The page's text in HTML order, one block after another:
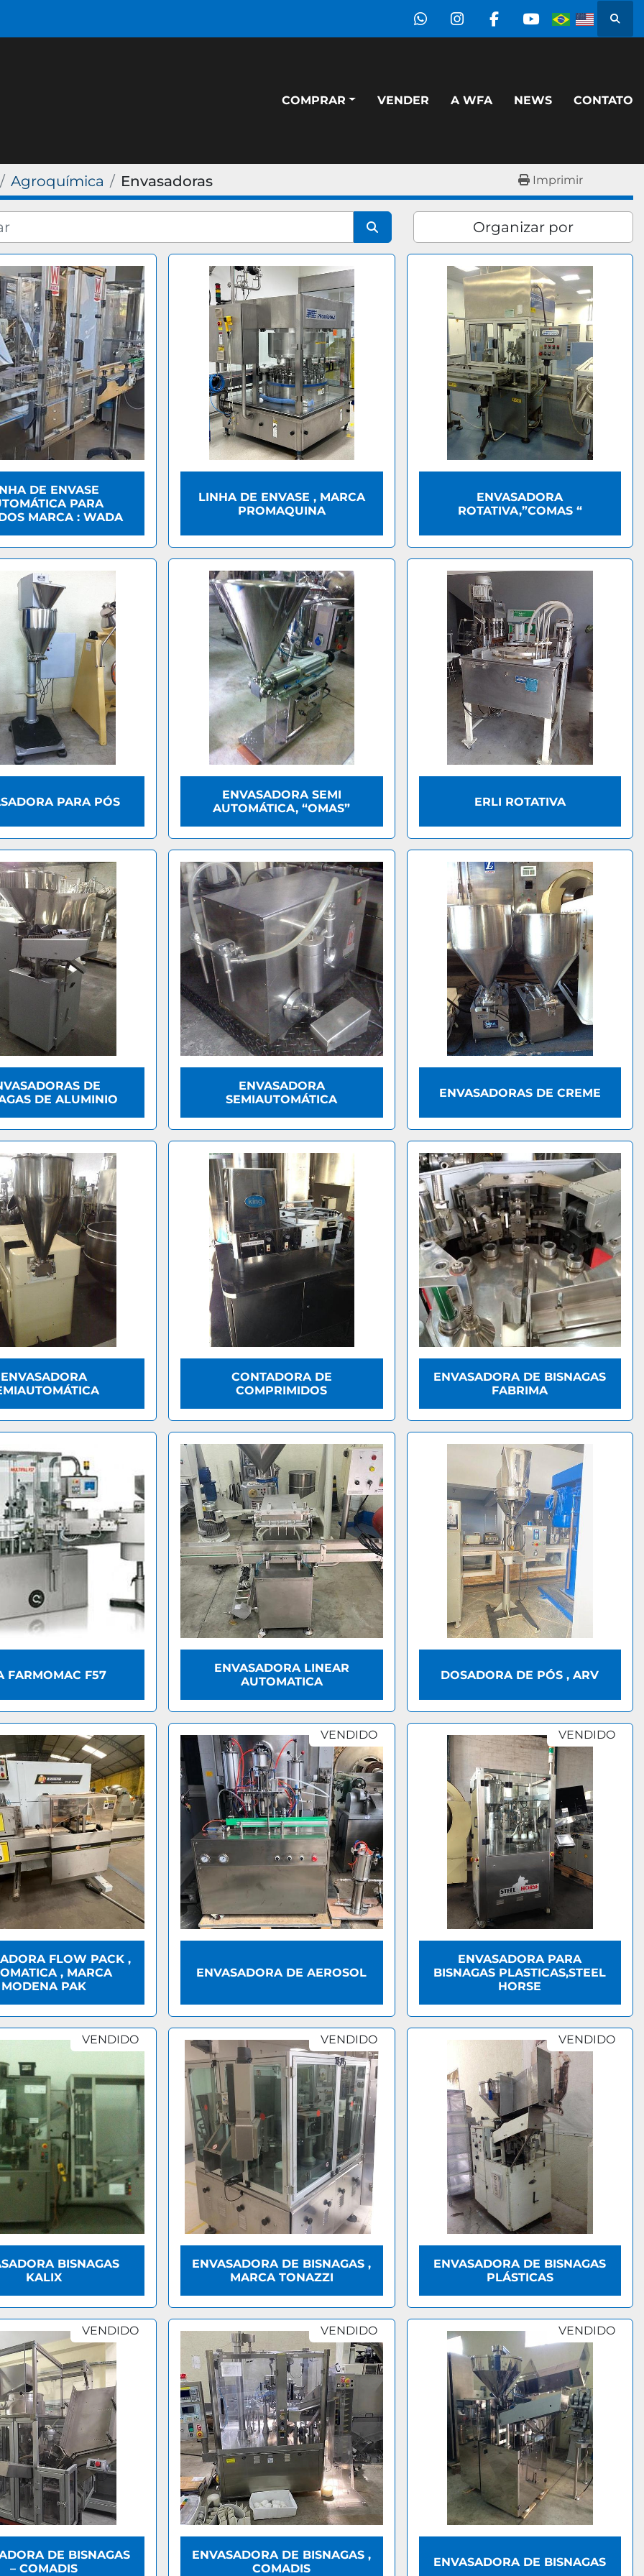
whatsappinstagram
facebook
youtube
COMPRAR NEWS
VENDER A WFA CONTATO
Agroquímica Envasadoras Imprimir
Organizar por
DE ENVASE
PARA
MARCA : WADA
LINHA DE ENVASE , MARCA
PROMAQUINA
ENVASADORA
ROTATIVA,”COMAS “
PARA PÓS
ENVASADORA SEMI
AUTOMÁTICA, “OMAS”
ERLI ROTATIVA
DE
DE ALUMINIO
ENVASADORA
SEMIAUTOMÁTICA
ENVASADORAS DE CREME
ENVASADORA
CONTADORA DE
COMPRIMIDOS
ENVASADORA DE BISNAGAS
FABRIMA
FARMOMAC F57
ENVASADORA LINEAR
AUTOMATICA
DOSADORA DE PÓS , ARV
FLOW PACK ,
, MARCA
MODENA PAK
VENDIDO
ENVASADORA DE AEROSOL
VENDIDO
ENVASADORA PARA
BISNAGAS PLASTICAS,STEEL
HORSE
VENDIDO
BISNAGAS
KALIX
VENDIDO
ENVASADORA DE BISNAGAS ,
MARCA TONAZZI
VENDIDO
ENVASADORA DE BISNAGAS
PLÁSTICAS
VENDIDO
DE BISNAGAS
– COMADIS
VENDIDO
ENVASADORA DE BISNAGAS ,
COMADIS
VENDIDO
ENVASADORA DE BISNAGAS